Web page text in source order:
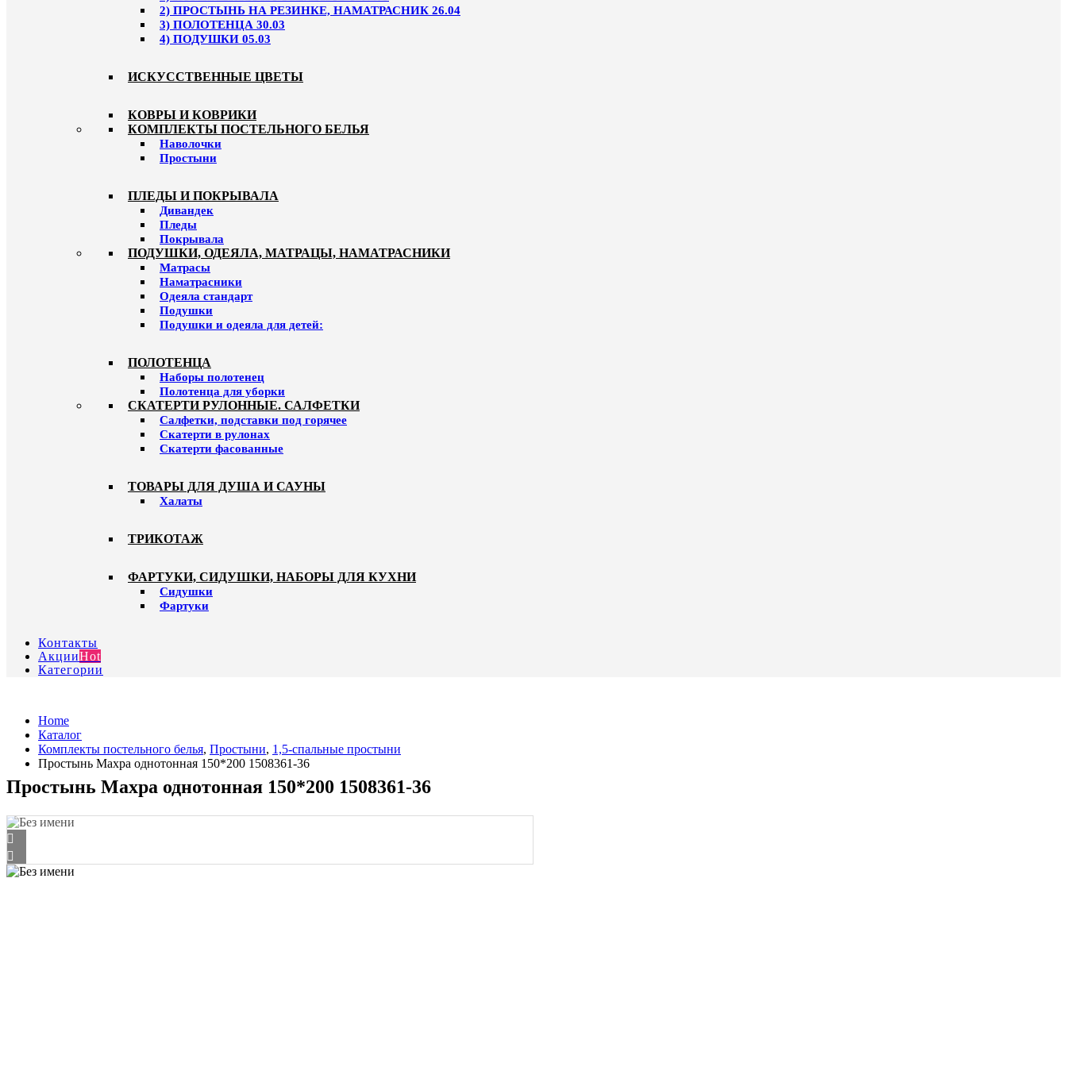
2) ПРОСТЫНЬ НА РЕЗИНКЕ, НАМАТРАСНИК 26.04
3) ПОЛОТЕНЦА 30.03
4) ПОДУШКИ 05.03
ИСКУССТВЕННЫЕ ЦВЕТЫ
КОВРЫ И КОВРИКИ
КОМПЛЕКТЫ ПОСТЕЛЬНОГО БЕЛЬЯ
Наволочки
Простыни
ПЛЕДЫ И ПОКРЫВАЛА
Дивандек
Пледы
Покрывала
ПОДУШКИ, ОДЕЯЛА, МАТРАЦЫ, НАМАТРАСНИКИ
Матрасы
Наматрасники
Одеяла стандарт
Подушки
Подушки и одеяла для детей:
ПОЛОТЕНЦА
Наборы полотенец
Полотенца для уборки
СКАТЕРТИ РУЛОННЫЕ. САЛФЕТКИ
Салфетки, подставки под горячее
Скатерти в рулонах
Скатерти фасованные
ТОВАРЫ ДЛЯ ДУША И САУНЫ
Халаты
ТРИКОТАЖ
ФАРТУКИ, СИДУШКИ, НАБОРЫ ДЛЯ КУХНИ
Сидушки
Фартуки
Контакты
АкцииHot
Категории
Home
Каталог
Комплекты постельного белья, Простыни, 1,5-спальные простыни
Простынь Махра однотонная 150*200 1508361-36
Простынь Махра однотонная 150*200 1508361-36